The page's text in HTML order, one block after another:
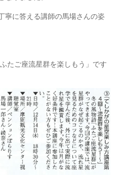
寧に答える講師の馬場さんの姿
たご座流星群を楽しもう」です